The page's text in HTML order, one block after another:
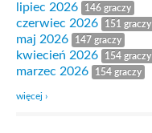
lipiec 2026 146 graczy
czerwiec 2026 151 graczy
maj 2026 147 graczy
kwiecień 2026 154 graczy
marzec 2026 154 graczy
więcej ›